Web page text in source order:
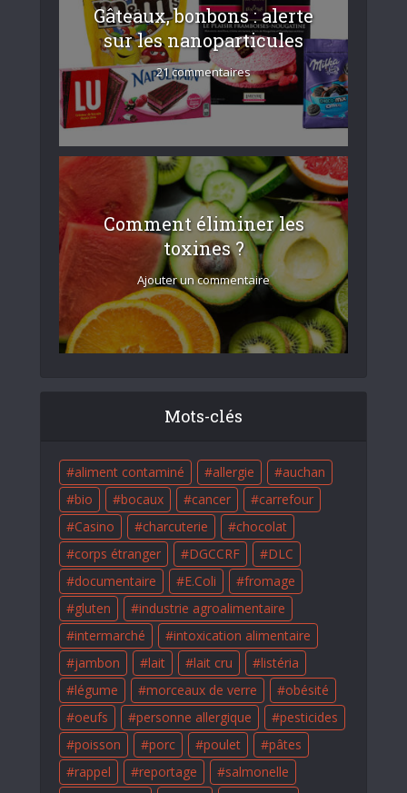
Gâteaux, bonbons : alerte
sur les nanoparticules
21 commentaires
Comment éliminer les
toxines ?
Ajouter un commentaire
Mots-clés
aliment contaminé allergie
auchan
bio
bocaux cancer
carrefour
Casino
charcuterie
chocolat
corps étranger
DGCCRF
DLC
documentaire
E.Coli
fromage
gluten
industrie agroalimentaire
intermarché
intoxication alimentaire
jambon
lait lait cru
listéria
légume
morceaux de verre
obésité
oeufs
personne allergique
pesticides
poisson
porc poulet
pâtes
rappel
reportage
salmonelle